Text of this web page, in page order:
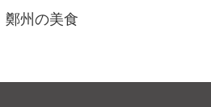
鄭州の美食